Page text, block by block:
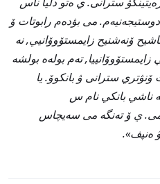
مى بۋدەم رابوتات ۆ
ۆنەشنيح زايمستۆوۆانيي, نە
زايمستۆوۆانييا, تەم بولەە بولشە
سترانى ۋ بانكوۆ. يا
ناشي بانكي نام س
ي ۆ تەنگە مى سەيچاس
ەنپف».